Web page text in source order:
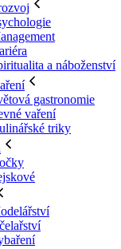
a náboženství
gastronomie
vaření
triky